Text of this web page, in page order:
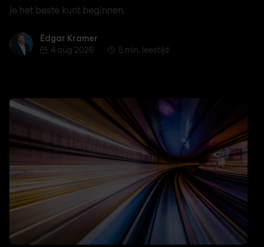
je het beste kunt beginnen.
Edgar KramerEdgar Kramer
4 aug 2026
5 min. leestijd